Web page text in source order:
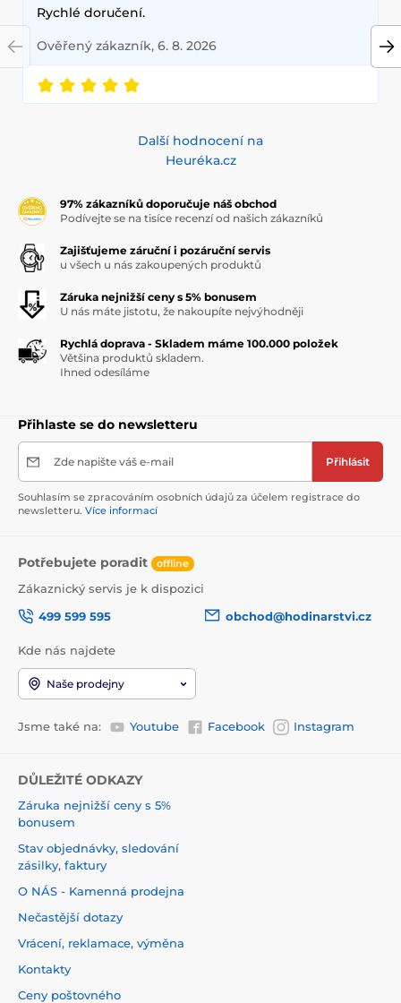
Rychlé doručení.
Ověřený zákazník, 6. 8. 2026
Další hodnocení na
Heuréka.cz
97% zákazníků doporučuje náš obchod
Podívejte se na tisíce recenzí od našich zákazníků
Zajišťujeme záruční i pozáruční servis
u všech u nás zakoupených produktů
Záruka nejnižší ceny s 5% bonusem
U nás máte jistotu, že nakoupíte nejvýhodněji
Rychlá doprava - Skladem máme 100.000 položek
Většina produktů skladem.
Ihned odesíláme
Přihlaste se do newsletteru
Zde napište váš e-mail Přihlásit
Souhlasím se zpracováním osobních údajů za účelem registrace do
newsletteru. Více informací
Potřebujete poradit offline
Zákaznický servis je k dispozici
499 599 595
obchod@hodinarstvi.cz
Kde nás najdete
Naše prodejny
Jsme také na: Youtube Facebook Instagram
DŮLEŽITÉ ODKAZY
Záruka nejnižší ceny s 5%
bonusem
Stav objednávky, sledování
zásilky, faktury
O NÁS - Kamenná prodejna
Nečastější dotazy
Vrácení, reklamace, výměna
Kontakty
Ceny poštovného